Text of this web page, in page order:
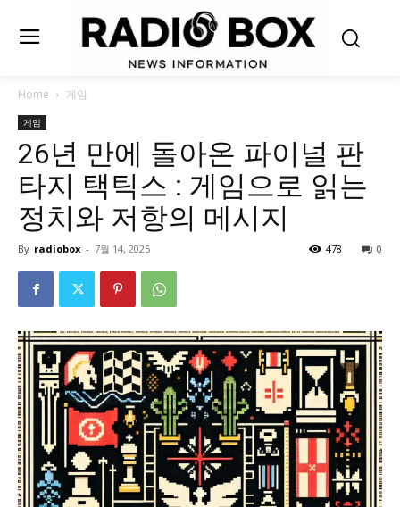
Home 게임
게임
26년 만에 돌아온 파이널 판
타지 택틱스 : 게임으로 읽는
정치와 저항의 메시지
By radiobox - 7월 14, 2025 0
478